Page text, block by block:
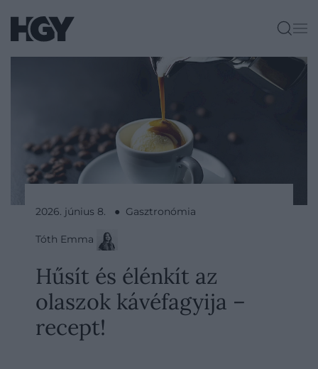
2026. június 8. ● Gasztronómia
Tóth Emma
Hűsít és élénkít az
olaszok kávéfagyija –
recept!